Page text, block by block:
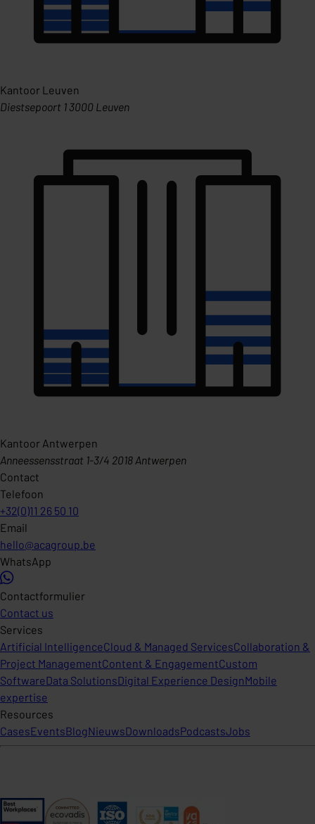
Kantoor Leuven
Diestsepoort 1 3000 Leuven
Kantoor Antwerpen
Anneessensstraat 1-3/4 2018 Antwerpen
Contact
Telefoon
+32(0)11 26 50 10
Email
hello@acagroup.be
WhatsApp
Contactformulier
Contact us
Services
Artificial IntelligenceCloud & Managed ServicesCollaboration &
Project ManagementContent & EngagementCustom
SoftwareData SolutionsDigital Experience DesignMobile
expertise
Resources
CasesEventsBlogNieuwsDownloadsPodcastsJobs